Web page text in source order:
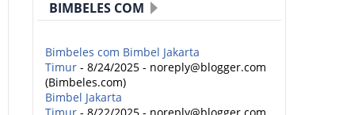
BIMBELES COM
Bimbeles com Bimbel Jakarta
Timur - 8/24/2025 - noreply@blogger.com
(Bimbeles.com)
Bimbel Jakarta